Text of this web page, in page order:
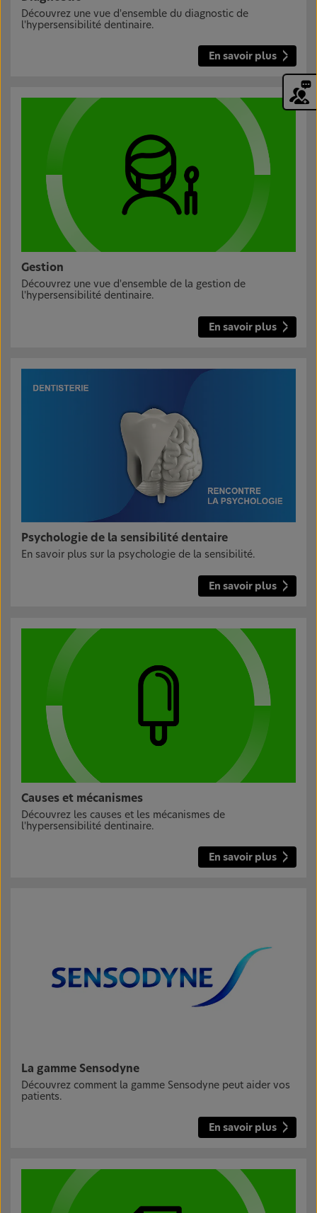
Découvrez une vue d'ensemble du diagnostic de
l'hypersensibilité dentinaire.
En savoir plus
Gestion
Découvrez une vue d'ensemble de la gestion de
l'hypersensibilité dentinaire.
En savoir plus
Psychologie de la sensibilité dentaire
En savoir plus sur la psychologie de la sensibilité.
En savoir plus
Causes et mécanismes
Découvrez les causes et les mécanismes de
l'hypersensibilité dentinaire.
En savoir plus
La gamme Sensodyne
Découvrez comment la gamme Sensodyne peut aider vos
patients.
En savoir plus